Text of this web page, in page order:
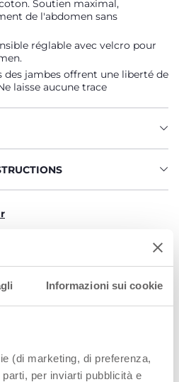
Informazioni sui cookie
(di marketing, di preferenza,
per inviarti pubblicità e
Soutien maximal,
de l'abdomen sans
réglable avec velcro pour
des jambes offrent une liberté de
laisse aucune trace
VOUS